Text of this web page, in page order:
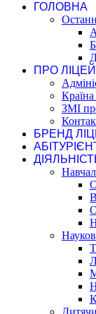
ГОЛОВНА
ПРО ЛІЦЕЙ
Країна
ЗМІ
БРЕНД